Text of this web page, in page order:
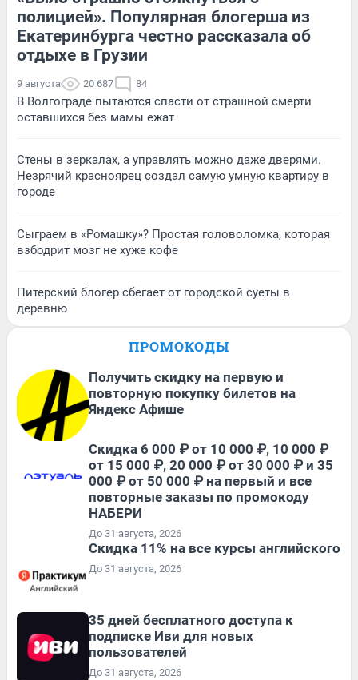
полицией». Популярная блогерша из
Екатеринбурга честно рассказала об
отдыхе в Грузии
9 августа 20 687 84
В Волгограде пытаются спасти от страшной смерти
оставшихся без мамы ежат
Стены в зеркалах, а управлять можно даже дверями.
Незрячий красноярец создал самую умную квартиру в
городе
Сыграем в «Ромашку»? Простая головоломка, которая
взбодрит мозг не хуже кофе
Питерский блогер сбегает от городской суеты в
деревню
ПРОМОКОДЫ
Получить скидку на первую и
повторную покупку билетов на
Яндекс Афише
Скидка 6 000 ₽ от 10 000 ₽, 10 000 ₽
от 15 000 ₽, 20 000 ₽ от 30 000 ₽ и 35
000 ₽ от 50 000 ₽ на первый и все
повторные заказы по промокоду
НАБЕРИ
До 31 августа, 2026
Скидка 11% на все курсы английского
До 31 августа, 2026
35 дней бесплатного доступа к
подписке Иви для новых
пользователей
До 31 августа, 2026